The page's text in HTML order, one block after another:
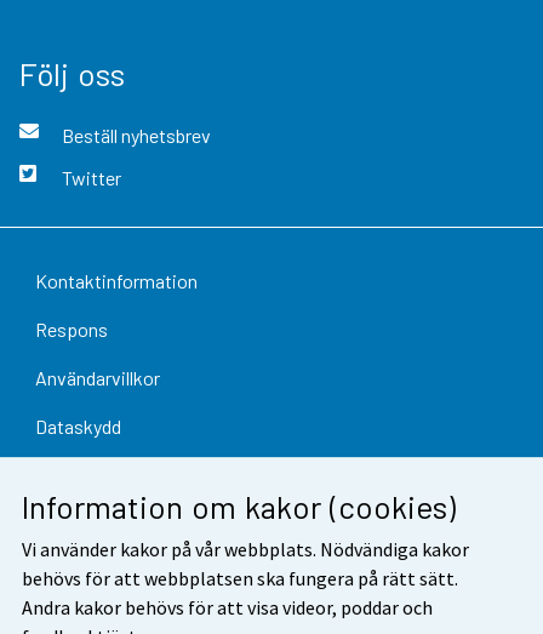
Information om kakor (cookies)
Vi använder kakor på vår webbplats. Nödvändiga kakor
behövs för att webbplatsen ska fungera på rätt sätt.
Andra kakor behövs för att visa videor, poddar och
Följ oss
Beställ nyhetsbrev
Twitter
Kontaktinformation
Respons
Användarvillkor
Dataskydd
Information om webbplatsen
Cookie-inställningar